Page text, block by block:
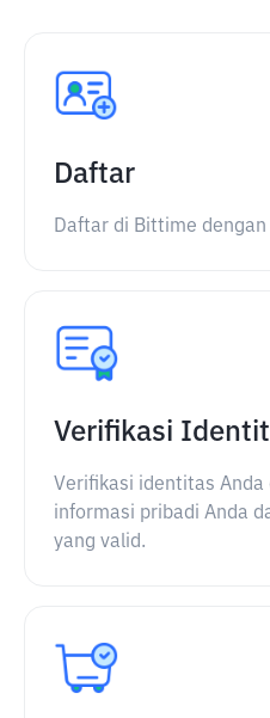
Daftar
Daftar di Bittime
Verifikasi
Verifikasi identitas Anda
informasi pribadi Anda
yang valid.